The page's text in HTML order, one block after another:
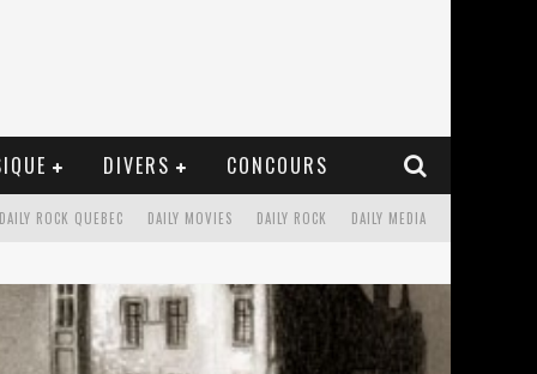
DIVERS CONCOURS
DAILY MEDIA
DAILY ROCK
DAILY MOVIES
DAILY ROCK QUEBEC